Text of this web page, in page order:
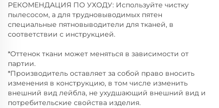
РЕКОМЕНДАЦИЯ ПО УХОДУ: Используйте чистку
пылесосом, а для трудновыводимых пятен
специальные пятновыводители для тканей, в
соответствии с инструкцией.
*Оттенок ткани может меняться в зависимости от
партии.
*Производитель оставляет за собой право вносить
изменения в конструкцию, в том числе изменить
внешний вид лейбла, не ухудшающий внешний вид и
потребительские свойства изделия.